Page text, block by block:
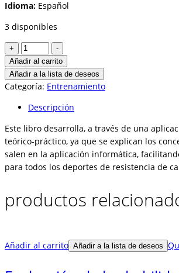
Idioma: Español
3 disponibles
+
Planificación
y
control
del
de
resistencia
cantidad
-
Añadir al carrito
Añadir a la lista de deseos
Categoría: Entrenamiento
Descripción
Este libro desarrolla, a través de una
teórico-práctico, ya que se explican los
salen en la aplicación informática,
para todos los deportes de resistencia de
productos
Añadir al carrito Añadir a la lista de deseos